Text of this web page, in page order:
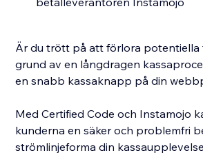
Är du trött på att förlora potentiella
grund av en långdragen
en snabb kassaknapp på din
Med Certified Code och Instamojo
kunderna en säker och problemfri
strömlinjeforma din